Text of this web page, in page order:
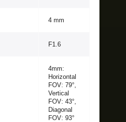
4 mm
F1.6
4mm:
Horizontal
FOV: 79°,
Vertical
FOV: 43°,
Diagonal
FOV: 93°